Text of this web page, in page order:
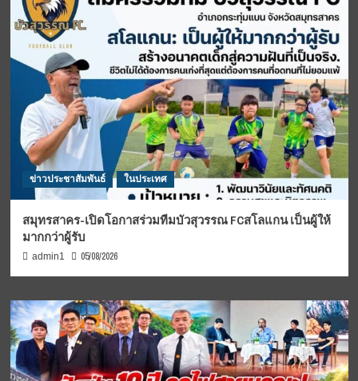
ข่าวประชาสัมพันธ์ ในประเทศ
สมุทรสาคร-เปิดโอกาสร่วมทีมบัวสุวรรณ FCสโลแกน เป็นผู้ให้
มากกว่าผู้รับ
admin1 05/08/2026